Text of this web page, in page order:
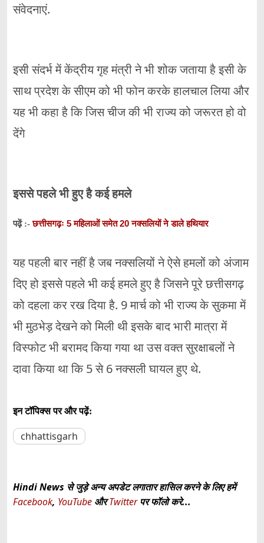
संवेदनाएं.
इसी संदर्भ में केंद्रीय गृह मंत्री ने भी शोक जताया है इसी के
साथ प्रदेश के सीएम को भी फोन करके हालचाल लिया और
यह भी कहा है कि जिस चीज की भी राज्य को जरूरत हो वो
देंगे
इससे पहले भी हुए है कई हमले
पढ़ें :-छत्तीसगढ़ः 5 महिलाओं समेत 20 नक्सलियों ने डाले हथियार
यह पहली बार नहीं है जब नक्सलियों ने ऐसे हमलों को अंजाम
दिए हो इससे पहले भी कई हमले हुए है जिसने पूरे छत्तीसगढ़
को दहला कर रख दिया है. 9 मार्च को भी राज्य के सुकमा में
भी मुठभेड़ देखने को मिली थी इसके बाद भारी मात्रा में
विस्फोट भी बरामद किया गया था उस वक्त सुरक्षाबलों ने
दावा किया था कि 5 से 6 नक्सली घायल हुए थे.
इन टॉपिक्स पर और पढ़ें:
chhattisgarh
Hindi News से जुड़े अन्य अपडेट लगातार हासिल करने के लिए हमें
Facebook, YouTube औरTwitterपर फॉलो करे...